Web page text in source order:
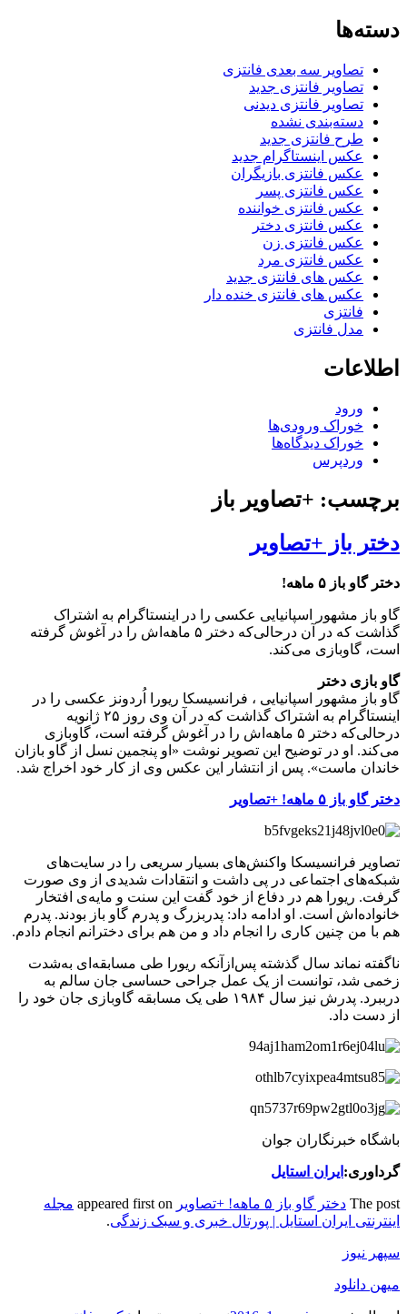
دسته‌ها
تصاویر سه بعدی فانتزی
تصاویر فانتزی جدید
تصاویر فانتزی دیدنی
دسته‌بندی نشده
طرح فانتزی جدید
عکس اینستاگرام جدید
عکس فانتزی بازیگران
عکس فانتزی پسر
عکس فانتزی خواننده
عکس فانتزی دختر
عکس فانتزی زن
عکس فانتزی مرد
عکس های فانتزی جدید
عکس های فانتزی خنده دار
فانتزی
مدل فانتزی
اطلاعات
ورود
خوراک ورودی‌ها
خوراک دیدگاه‌ها
وردپرس
برچسب: +تصاویر باز
دختر باز +تصاویر
دختر گاو باز ۵ ماهه!
گاو باز مشهور اسپانیایی عکسی را در اینستاگرام به اشتراک
گذاشت که در آن درحالی‌که دختر ۵ ماهه‌اش را در آغوش گرفته
است، گاوبازی می‌کند.
گاو بازی دختر
گاو باز مشهور اسپانیایی ، فرانسیسکا ریورا اُردونز عکسی را در
اینستاگرام به اشتراک گذاشت که در آن وی روز ۲۵ ژانویه
درحالی‌که دختر ۵ ماهه‌اش را در آغوش گرفته است، گاوبازی
می‌کند. او در توضیح این تصویر نوشت «او پنجمین نسل از گاو بازان
خاندان ماست». پس از انتشار این عکس وی از کار خود اخراج شد.
دختر گاو باز ۵ ماهه! +تصاویر
تصاویر فرانسیسکا واکنش‌های بسیار سریعی را در سایت‌های
شبکه‌های اجتماعی در پی داشت و انتقادات شدیدی از وی صورت
گرفت. ریورا هم در دفاع از خود گفت این سنت و مایه‌ی افتخار
خانواده‌اش است. او ادامه داد: پدربزرگ و پدرم گاو باز بودند. پدرم
هم با من چنین کاری را انجام داد و من هم برای دخترانم انجام دادم.
ناگفته نماند سال گذشته پس‌ازآنکه ریورا طی مسابقه‌ای به‌شدت
زخمی شد، توانست از یک عمل جراحی حساسی جان سالم به
درببرد. پدرش نیز سال ۱۹۸۴ طی یک مسابقه گاوبازی جان خود را
از دست داد.
باشگاه خبرنگاران جوان
گرداوری: ایران استایل
The post دختر گاو باز ۵ ماهه! +تصاویر
مجله
اینترنتی ایران استایل | پورتال خبری و سبک زندگی.
سپهر نیوز
میهن دانلود